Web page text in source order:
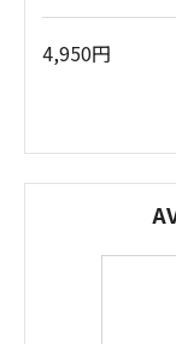
4,950円